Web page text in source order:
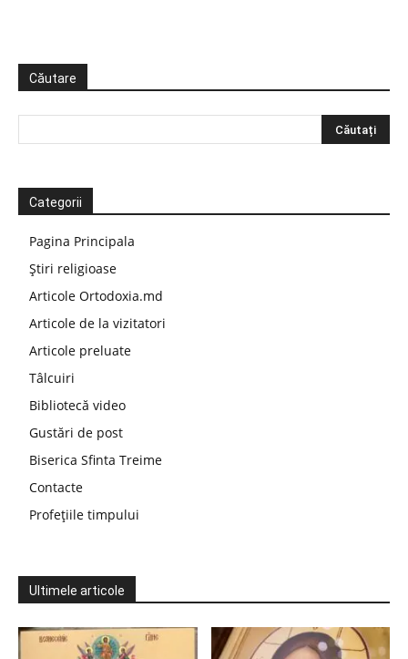
Căutare
Categorii
Pagina Principala
Știri religioase
Articole Ortodoxia.md
Articole de la vizitatori
Articole preluate
Tâlcuiri
Bibliotecă video
Gustări de post
Biserica Sfinta Treime
Contacte
Profețiile timpului
Ultimele articole